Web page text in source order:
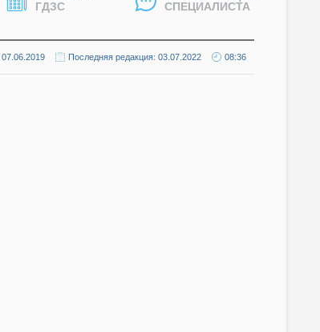
ГДЗС
СПЕЦИАЛИСТА
07.06.2019 Последняя редакция: 03.07.2022 08:36